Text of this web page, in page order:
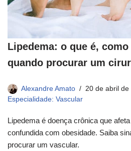
Lipedema: o que é,
quando procurar um
Alexandre Amato
20 de abril de
Especialidade: Vascular
Lipedema é doença crônica que
confundida com obesidade. Saiba
procurar um vascular.